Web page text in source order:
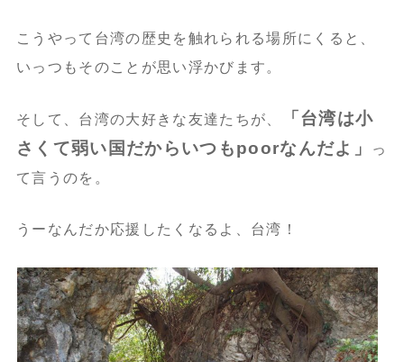
こうやって台湾の歴史を触れられる場所にくると、
いっつもそのことが思い浮かびます。
そして、台湾の大好きな友達たちが、
「台湾は小
さくて弱い国だからいつもpoorなんだよ」
っ
て言うのを。
うーなんだか応援したくなるよ、台湾！